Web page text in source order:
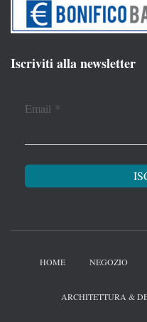
Iscriviti alla newsletter
Email *
HOME NEGOZIO
ARCHITETTURA &